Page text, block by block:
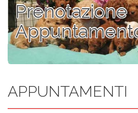
Prenotazione
APPUNTAMENTI